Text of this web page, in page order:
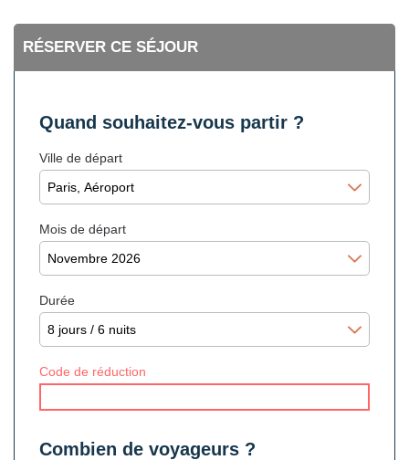
RÉSERVER CE SÉJOUR
Quand souhaitez-vous partir ?
Ville de départ
Mois de départ
Durée
Code de réduction
Combien de voyageurs ?